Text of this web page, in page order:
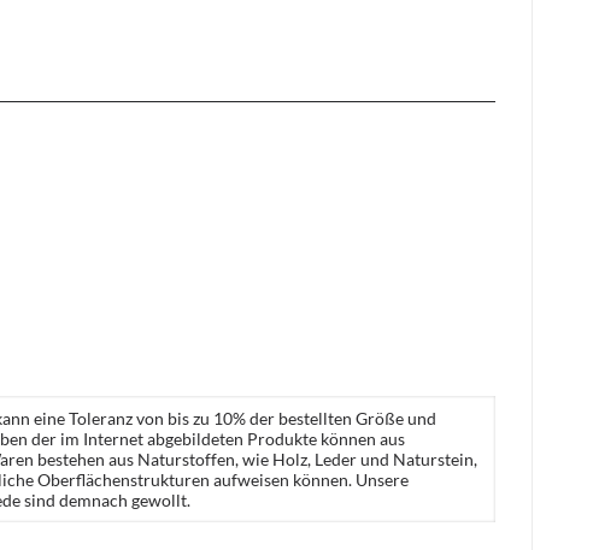
eine Toleranz von bis zu 10% der bestellten Größe und
der im Internet abgebildeten Produkte können aus
bestehen aus Naturstoffen, wie Holz, Leder und Naturstein,
Oberflächenstrukturen aufweisen können. Unsere
sind demnach gewollt.